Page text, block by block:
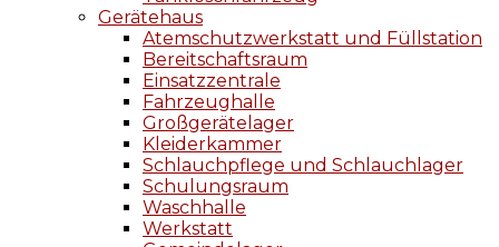
Gerätehaus
Atemschutzwerkstatt und Füllstation
Bereitschaftsraum
Einsatzzentrale
Fahrzeughalle
Großgerätelager
Kleiderkammer
Schlauchpflege und Schlauchlager
Schulungsraum
Waschhalle
Werkstatt